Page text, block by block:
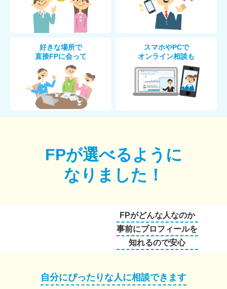
好きな場所で
直接FPに会って
スマホやPCで
オンライン相談も
FPが選べるように
なりました！
FPがどんな人なのか
事前にプロフィールを
知れるので安心
自分にぴったりな人に相談できます